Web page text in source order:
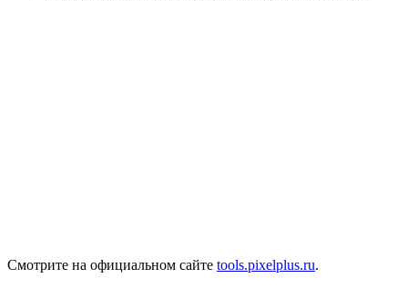
Смотрите на официальном сайте tools.pixelplus.ru.